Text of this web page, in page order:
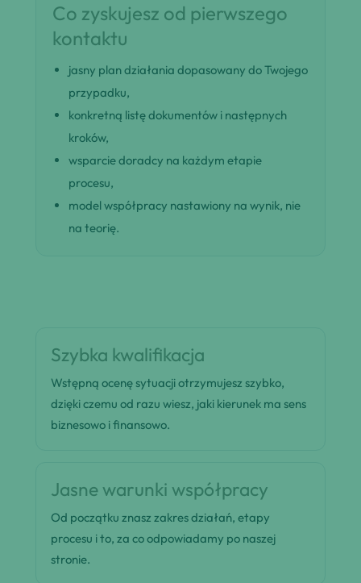
Co zyskujesz od pierwszego
kontaktu
jasny plan działania dopasowany do Twojego
przypadku,
konkretną listę dokumentów i następnych
kroków,
wsparcie doradcy na każdym etapie
procesu,
model współpracy nastawiony na wynik, nie
na teorię.
Szybka kwalifikacja
Wstępną ocenę sytuacji otrzymujesz szybko,
dzięki czemu od razu wiesz, jaki kierunek ma sens
biznesowo i finansowo.
Jasne warunki współpracy
Od początku znasz zakres działań, etapy
procesu i to, za co odpowiadamy po naszej
stronie.